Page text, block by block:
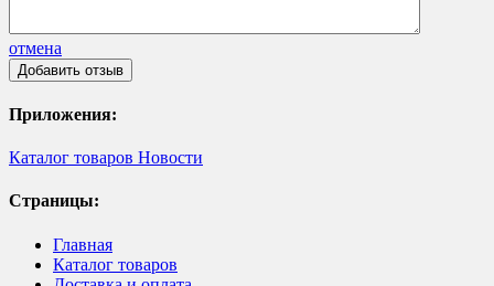
отмена
Приложения:
Каталог товаров Новости
Страницы:
Главная
Каталог товаров